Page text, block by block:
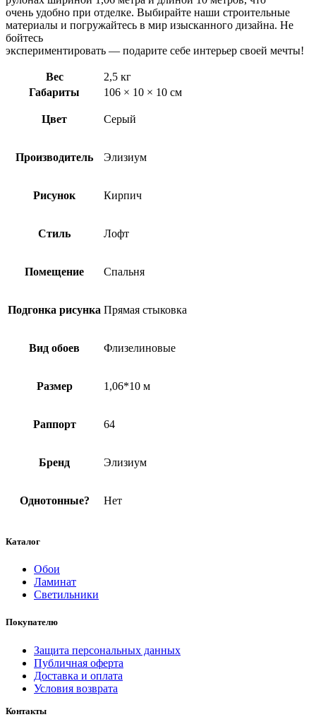
очень удобно при отделке. Выбирайте наши строительные
материалы и погружайтесь в мир изысканного дизайна. Не
бойтесь
экспериментировать — подарите себе интерьер своей мечты!
Вес
2,5 кг
Габариты
106 × 10 × 10 см
Цвет Серый
Производитель Элизиум
Рисунок Кирпич
Стиль Лофт
Помещение Спальня
Подгонка рисунка Прямая стыковка
Вид обоев Флизелиновые
Размер 1,06*10 м
Раппорт 64
Бренд Элизиум
Однотонные? Нет
Каталог
Обои
Ламинат
Светильники
Покупателю
Защита персональных данных
Публичная оферта
Доставка и оплата
Условия возврата
Контакты